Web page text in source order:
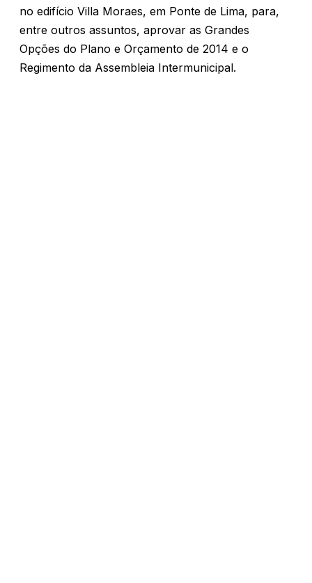
no edifício Villa Moraes, em Ponte de Lima, para,
entre outros assuntos, aprovar as Grandes
Opções do Plano e Orçamento de 2014 e o
Regimento da Assembleia Intermunicipal.